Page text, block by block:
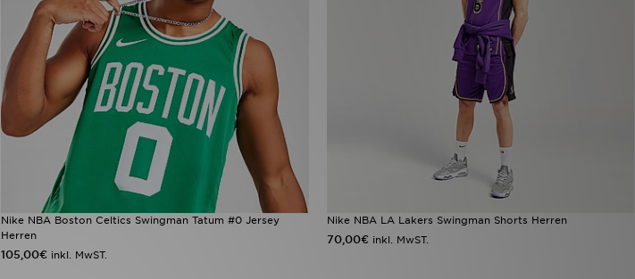
Nike NBA Boston Celtics Swingman Tatum #0 Jersey
Herren
105,00€ inkl. MwST.
Nike NBA LA Lakers Swingman Shorts Herren
70,00€ inkl. MwST.